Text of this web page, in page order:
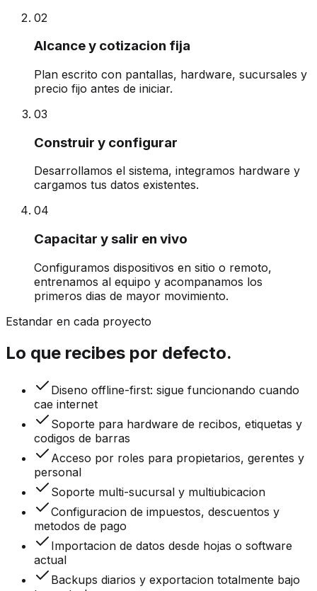
02
Alcance y cotizacion fija
Plan escrito con pantallas, hardware, sucursales y
precio fijo antes de iniciar.
03
Construir y configurar
Desarrollamos el sistema, integramos hardware y
cargamos tus datos existentes.
04
Capacitar y salir en vivo
Configuramos dispositivos en sitio o remoto,
entrenamos al equipo y acompanamos los
primeros dias de mayor movimiento.
Estandar en cada proyecto
Lo que recibes por defecto.
Diseno offline-first: sigue funcionando cuando
cae internet
Soporte para hardware de recibos, etiquetas y
codigos de barras
Acceso por roles para propietarios, gerentes y
personal
Soporte multi-sucursal y multiubicacion
Configuracion de impuestos, descuentos y
metodos de pago
Importacion de datos desde hojas o software
actual
Backups diarios y exportacion totalmente bajo